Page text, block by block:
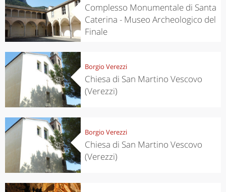
Complesso Monumentale di Santa
Caterina - Museo Archeologico del
Finale
Borgio Verezzi
Chiesa di San Martino Vescovo
(Verezzi)
Borgio Verezzi
Chiesa di San Martino Vescovo
(Verezzi)